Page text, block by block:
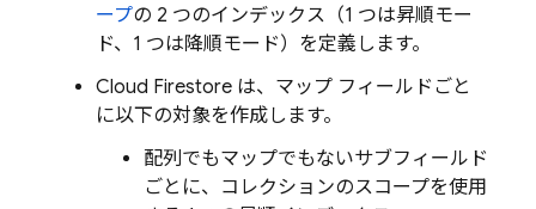
ープの 2 つのインデックス（1 つは昇順モー
ド、1 つは降順モード）を定義します。
Cloud Firestore は、マップ フィールドごと
に以下の対象を作成します。
配列でもマップでもないサブフィールド
ごとに、コレクションのスコープを使用